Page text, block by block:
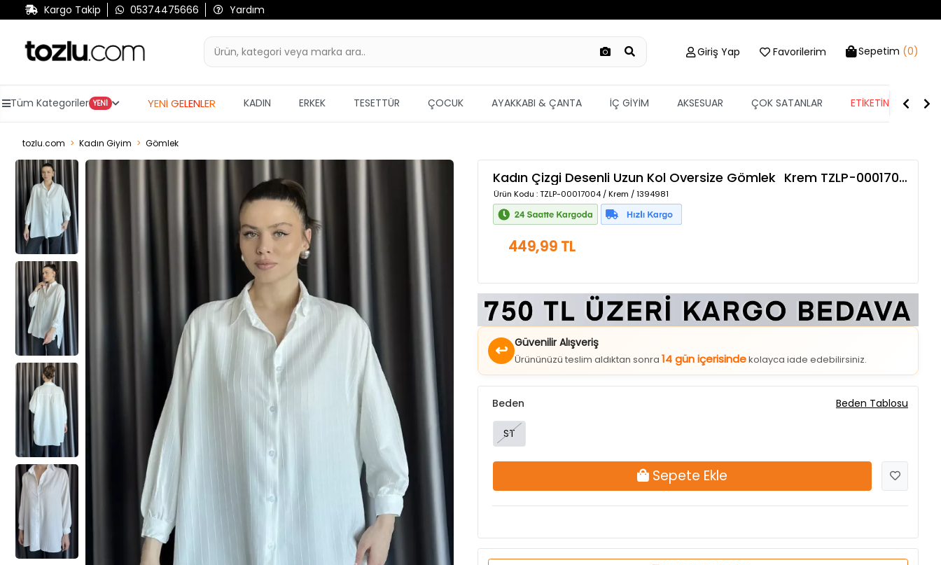
Kargo Takip 05374475666 Yardım
Giriş Yap Favorilerim Sepetim (0)
Tüm Kategoriler YENİ YENİ GELENLER KADIN ERKEK TESETTÜR ÇOCUK AYAKKABI & ÇANTA İÇ GİYİM AKSESUAR ÇOK SATANLAR ETİKETİN YARISI
tozlu.com Kadın Giyim Gömlek
Kadın Çizgi Desenli Uzun Kol Oversize Gömlek Krem TZLP-00017004
Ürün Kodu : TZLP-00017004 / Krem / 1394981
449,99 TL
↩ Güvenilir Alışveriş
Ürününüzü teslim aldıktan sonra14 gün içerisindekolayca iade edebilirsiniz.
ST
Koleksiyona Ekle